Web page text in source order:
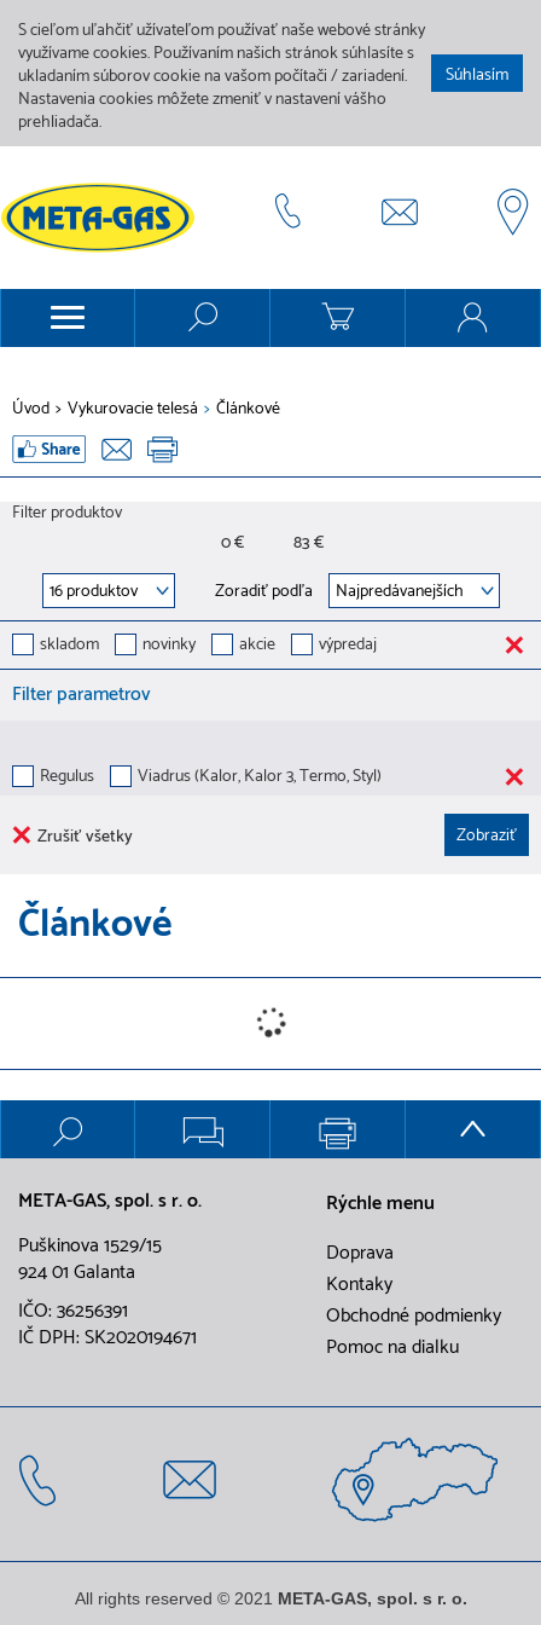
S cieľom uľahčiť užívateľom používať naše webové stránky
využívame cookies. Používaním našich stránok súhlasíte s
ukladaním súborov cookie na vašom počítači / zariadení.
Nastavenia cookies môžete zmeniť v nastavení vášho
prehliadača.
Súhlasím
Úvod > Vykurovacie telesá > Článkové
Filter produktov
0 €
83 €
Zoradiť podľa
skladom
novinky akcie výpredaj
Filter parametrov
Regulus Viadrus (Kalor, Kalor 3, Termo, Styl)
Zrušiť všetky
Článkové
META-GAS, spol. s r. o.
Puškinova 1529/15
924 01 Galanta
IČO: 36256391
IČ DPH: SK2020194671
Rýchle menu
Doprava
Kontaky
Obchodné podmienky
Pomoc na dialku
All rights reserved © 2021 META-GAS, spol. s r. o.